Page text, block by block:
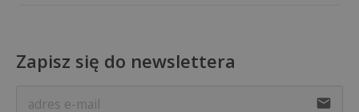
Zapisz się do newslettera
email